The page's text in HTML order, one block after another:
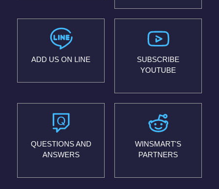
ADD US ON LINE
SUBSCRIBE
YOUTUBE
QUESTIONS AND
ANSWERS
WINSMART'S
PARTNERS